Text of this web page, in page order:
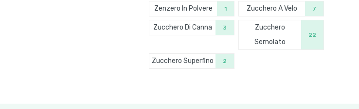
Zenzero In Polvere 1 Zucchero A Velo 7
Zucchero Di Canna 3
Zucchero
Semolato
22
Zucchero Superfino 2